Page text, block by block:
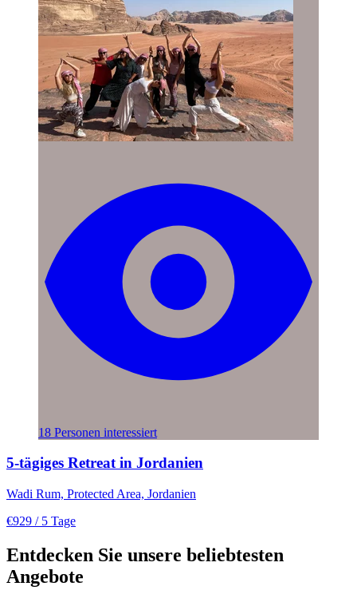
18 Personen interessiert
5-tägiges Retreat in Jordanien
Wadi Rum, Protected Area, Jordanien
€929 / 5 Tage
Entdecken Sie unsere beliebtesten
Angebote